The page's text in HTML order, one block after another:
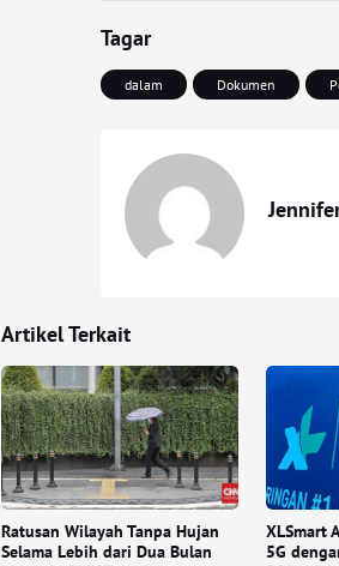
Tagar
dalam Dokumen
Artikel Terkait
Ratusan Wilayah Tanpa Hujan
Selama Lebih dari Dua Bulan
XLSmart
5G